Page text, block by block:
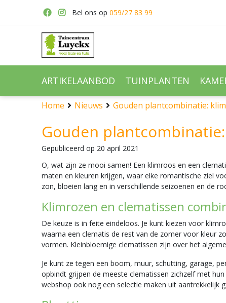
Home Nieuws Gouden plantcombinatie:
Bel ons op 059/27 83 99
ARTIKELAANBOD TUINPLANTEN
Gouden
Gepubliceerd op 20 april 2021
O, wat zijn ze mooi samen! Een klimroos en een
maten en kleuren krijgen, waar elke romantische ziel
zon, bloeien lang en in verschillende seizoenen en de
Klimrozen en clematissen
De keuze is in feite eindeloos. Je kunt kiezen voor
waarna een clematis de rest van de zomer voor kleur
vormen. Kleinbloemige clematissen zijn over het
Je kunt ze tegen een boom, muur, schutting, garage,
opbindt grijpen de meeste clematissen zichzelf met
webshop ook nog een selectie maken uit aantrekkelijk